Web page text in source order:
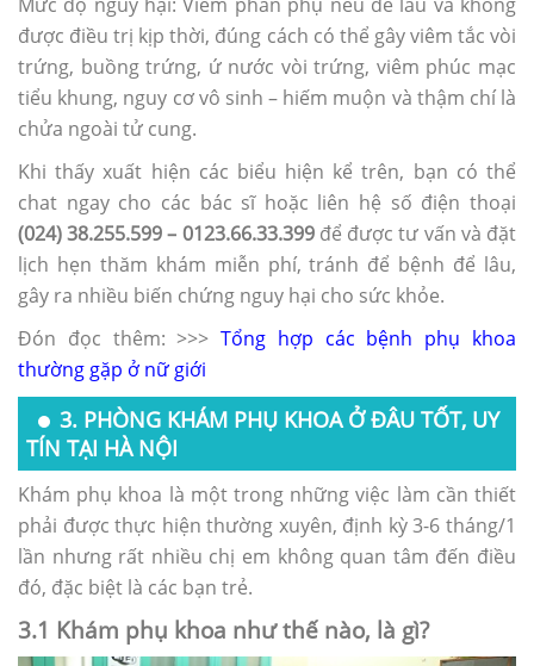
được điều trị kịp thời, đúng cách có thể gây viêm tắc vòi
trứng, buồng trứng, ứ nước vòi trứng, viêm phúc mạc
tiểu khung, nguy cơ vô sinh – hiếm muộn và thậm chí là
chửa ngoài tử cung.
Khi thấy xuất hiện các biểu hiện kể trên, bạn có thể
chat ngay cho các bác sĩ hoặc liên hệ số điện thoại
(024) 38.255.599 – 0123.66.33.399để được tư vấn và đặt
lịch hẹn thăm khám miễn phí, tránh để bệnh để lâu,
gây ra nhiều biến chứng nguy hại cho sức khỏe.
Đón đọc thêm: >>>Tổng hợp các bệnh phụ khoa
thường gặp ở nữ giới
3. PHÒNG KHÁM PHỤ KHOA Ở ĐÂU TỐT, UY
TÍN TẠI HÀ NỘI
Khám phụ khoa là một trong những việc làm cần thiết
phải được thực hiện thường xuyên, định kỳ 3-6 tháng/1
lần nhưng rất nhiều chị em không quan tâm đến điều
đó, đặc biệt là các bạn trẻ.
3.1 Khám phụ khoa như thế nào, là gì?